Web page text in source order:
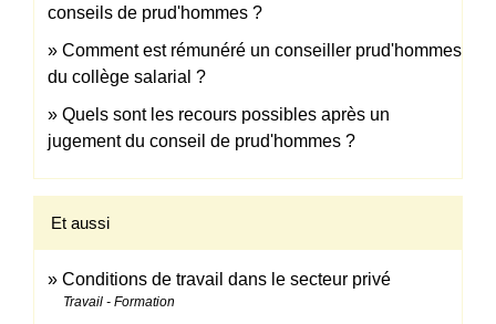
conseils de prud'hommes ?
Comment est rémunéré un conseiller prud'hommes
du collège salarial ?
Quels sont les recours possibles après un
jugement du conseil de prud'hommes ?
Et aussi
Conditions de travail dans le secteur privé
Travail - Formation